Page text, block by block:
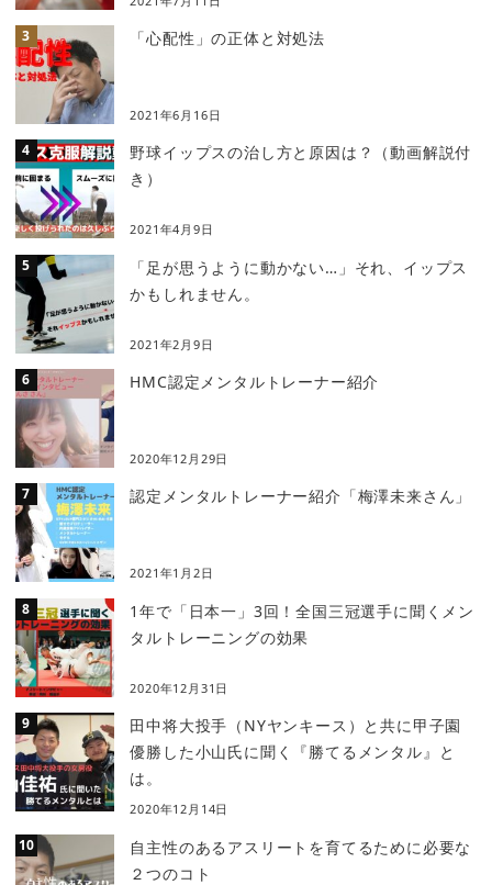
「心配性」の正体と対処法
2021年6月16日
野球イップスの治し方と原因は？（動画解説付
き）
2021年4月9日
「足が思うように動かない…」それ、イップス
かもしれません。
2021年2月9日
HMC認定メンタルトレーナー紹介
2020年12月29日
認定メンタルトレーナー紹介「梅澤未来さん」
2021年1月2日
1年で「日本一」3回！全国三冠選手に聞くメン
タルトレーニングの効果
2020年12月31日
田中将大投手（NYヤンキース）と共に甲子園
優勝した小山氏に聞く『勝てるメンタル』と
は。
2020年12月14日
自主性のあるアスリートを育てるために必要な
２つのコト